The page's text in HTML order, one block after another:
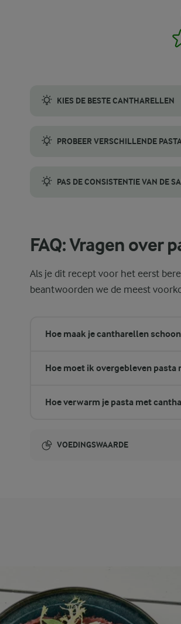
KIES DE BESTE CANTHARELLEN
PROBEER VERSCHILLENDE
PAS DE CONSISTENTIE VAN DE
FAQ: Vragen over
Als je dit recept voor het eerst
beantwoorden we de meest
Hoe maak je cantharellen
Hoe moet ik overgebleven pasta
Hoe verwarm je pasta met
VOEDINGSWAARDE
vet
26 gram vet